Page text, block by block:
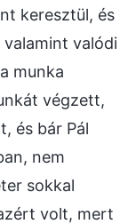
keresztül, és
valódi
munka
végzett,
és bár Pál
nem
sokkal
volt, mert